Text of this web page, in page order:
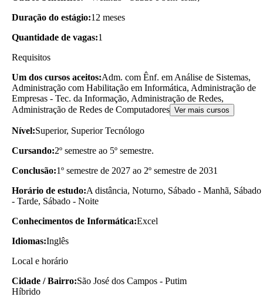
Duração do estágio:12 meses
Quantidade de vagas:1
Requisitos
Um dos cursos aceitos:Adm. com Ênf. em Análise de Sistemas,
Administração com Habilitação em Informática, Administração de
Empresas - Tec. da Informação, Administração de Redes,
Administração de Redes de Computadores Ver mais cursos
Nível:Superior, Superior Tecnólogo
Cursando:2º semestre ao 5º semestre.
Conclusão:1º semestre de 2027 ao 2º semestre de 2031
Horário de estudo:A distância, Noturno, Sábado - Manhã, Sábado
- Tarde, Sábado - Noite
Conhecimentos de Informática:Excel
Idiomas:Inglês
Local e horário
Cidade / Bairro:São José dos Campos - Putim
Híbrido